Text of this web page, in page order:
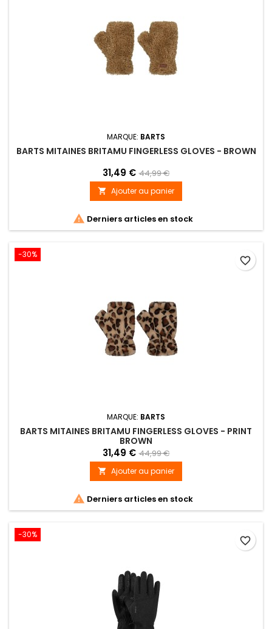
MARQUE: BARTS
BARTS MITAINES BRITAMU FINGERLESS GLOVES - BROWN
31,49 € 44,99 €
 Ajouter au panier
 Derniers articles en stock
-30%
MARQUE: BARTS
BARTS MITAINES BRITAMU FINGERLESS GLOVES - PRINT
BROWN
31,49 € 44,99 €
 Ajouter au panier
 Derniers articles en stock
favorite_border
-30%
favorite_border